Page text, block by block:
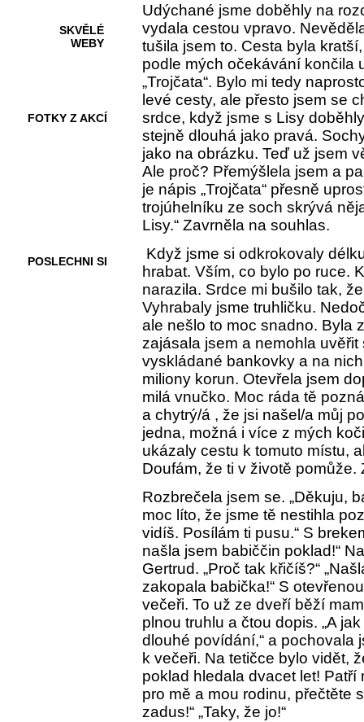
SKVĚLÉ
WEBY
FOTKY Z AKCÍ
POSLECHNI SI
Udýchané jsme doběhly na
vydala cestou vpravo.
tušila jsem to. Cesta byla
podle mých očekávání končila
„Trojčata“. Bylo mi tedy
levé cesty, ale přesto jsem se
srdce, když jsme s Lisy
stejně dlouhá jako pravá.
jako na obrázku. Teď už jsem
Ale proč? Přemýšlela jsem a
je nápis „Trojčata“ přesně
trojúhelníku ze soch skrývá
Lisy.“ Zavrněla na souhlas.
Když jsme si odkrokovaly
hrabat. Vším, co bylo po ruce.
narazila. Srdce mi bušilo tak,
Vyhrabaly jsme truhličku.
ale nešlo to moc snadno. Byla
zajásala jsem a nemohla
vyskládané bankovky a na
miliony korun. Otevřela jsem
milá vnučko. Moc ráda tě
a chytrý/á , že jsi našel/a můj
jedna, možná i více z mých
ukázaly cestu k tomuto místu,
Doufám, že ti v životě pomůže.
Rozbrečela jsem se. „Děkuju,
moc líto, že jsme tě nestihla
vidíš. Posílám ti pusu.“ S
našla jsem babiččin poklad!“
Gertrud. „Proč tak křičíš?“
zakopala babička!“ S
večeři. To už ze dveří běží
plnou truhlu a čtou dopis. „A
dlouhé povídání,“ a pochovala
k večeři. Na tetičce bylo vidět,
poklad hledala dvacet let! Patří
pro mě a mou rodinu, přečtěte
zadus!“ „Taky, že jo!“